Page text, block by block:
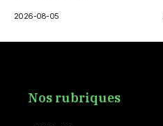
2026-08-05
Nos rubriques